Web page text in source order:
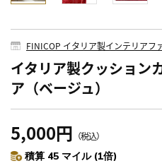
FINICOP イタリア製インテリア
イタリア製クッション
ア（ベージュ）
5,000円 （税込）
積算 45 マイル (1倍)